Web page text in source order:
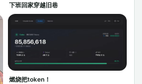
下班回家穿越旧巷
燃烧把token！